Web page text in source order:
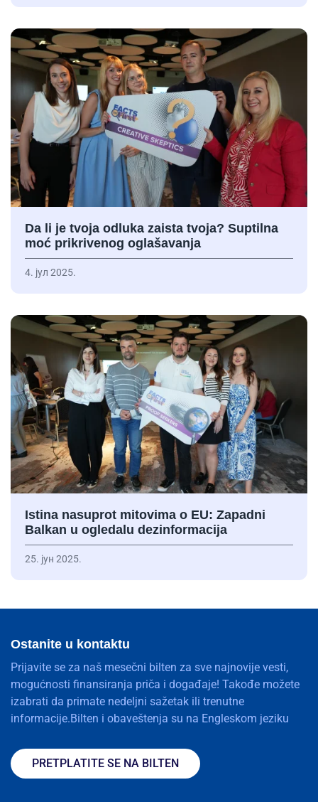
Da li je tvoja odluka zaista tvoja? Suptilna
moć prikrivenog oglašavanja
4. јул 2025.
Istina nasuprot mitovima o EU: Zapadni
Balkan u ogledalu dezinformacija
25. јун 2025.
Ostanite u kontaktu
Prijavite se za naš mesečni bilten za sve najnovije vesti,
mogućnosti finansiranja priča i događaje! Takođe možete
izabrati da primate nedeljni sažetak ili trenutne
informacije.Bilten i obaveštenja su na Engleskom jeziku
PRETPLATITE SE NA BILTEN